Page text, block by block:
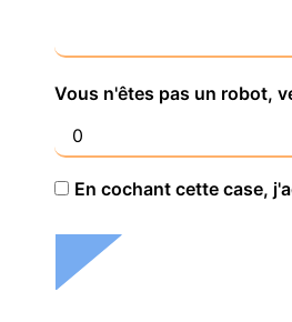
Vous n'êtes pas un robot,
En cochant cette case,